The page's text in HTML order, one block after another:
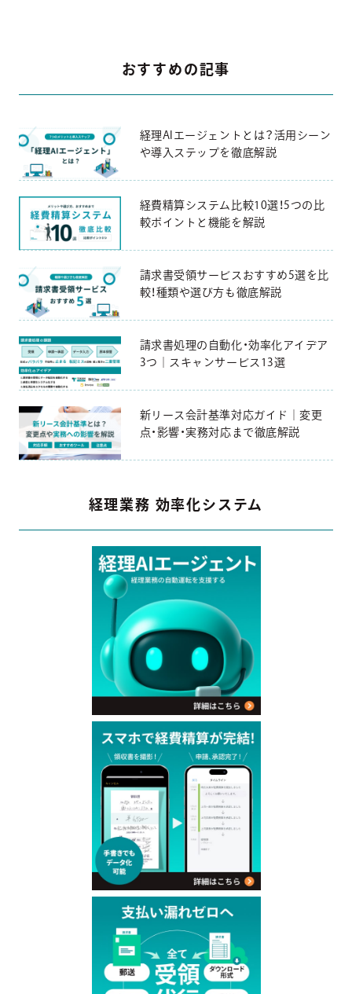
おすすめの記事
経理AIエージェントとは？活用シーン
や導入ステップを徹底解説
経費精算システム比較10選！5つの比
較ポイントと機能を解説
請求書受領サービスおすすめ5選を比
較！種類や選び方も徹底解説
請求書処理の自動化・効率化アイデア
3つ｜スキャンサービス13選
新リース会計基準対応ガイド｜変更
点・影響・実務対応まで徹底解説
経理業務 効率化システム